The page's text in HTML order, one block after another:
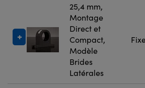
25,4 mm,
Montage
Direct et
Compact,
Modèle
Brides
Latérales